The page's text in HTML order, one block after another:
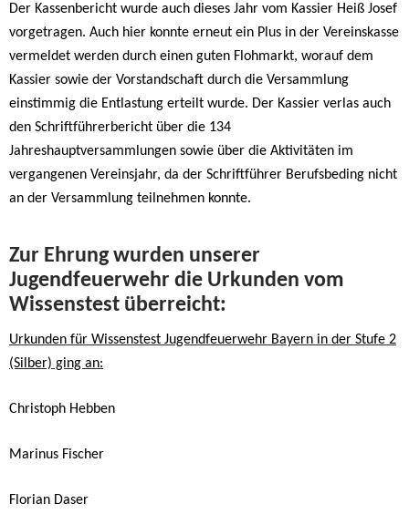
Der Kassenbericht wurde auch dieses Jahr vom Kassier Heiß Josef
vorgetragen. Auch hier konnte erneut ein Plus in der Vereinskasse
vermeldet werden durch einen guten Flohmarkt, worauf dem
Kassier sowie der Vorstandschaft durch die Versammlung
einstimmig die Entlastung erteilt wurde. Der Kassier verlas auch
den Schriftführerbericht über die 134
Jahreshauptversammlungen sowie über die Aktivitäten im
vergangenen Vereinsjahr, da der Schriftführer Berufsbeding nicht
an der Versammlung teilnehmen konnte.
Zur Ehrung wurden unserer
Jugendfeuerwehr die Urkunden vom
Wissenstest überreicht:
Urkunden für Wissenstest Jugendfeuerwehr Bayern in der Stufe 2
(Silber) ging an:
Christoph Hebben
Marinus Fischer
Florian Daser